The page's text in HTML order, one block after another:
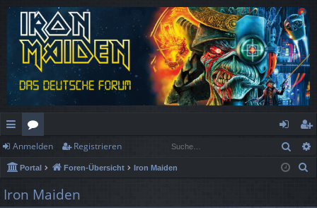
ch
ne
llz
or
en
n
m
eg
ist
Anmelden Registrieren
Portal Foren-Übersicht Iron Maiden
Iron Maiden